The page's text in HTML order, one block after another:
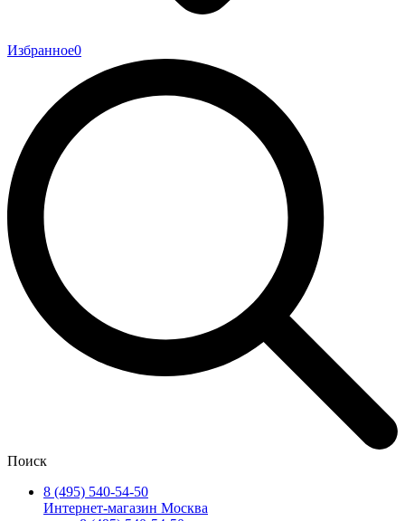
Избранное0
Поиск
8 (495) 540-54-50
Интернет-магазин Москва